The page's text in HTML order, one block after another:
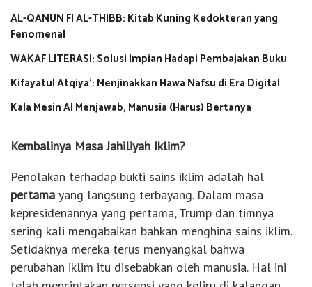
AL-QANUN FI AL-THIBB: Kitab Kuning Kedokteran yang
Fenomenal
WAKAF LITERASI: Solusi Impian Hadapi Pembajakan Buku
Kifayatul Atqiya’: Menjinakkan Hawa Nafsu di Era Digital
Kala Mesin AI Menjawab, Manusia (Harus) Bertanya
Kembalinya Masa Jahiliyah Iklim?
Penolakan terhadap bukti sains iklim adalah hal
pertama yang langsung terbayang. Dalam masa
kepresidenannya yang pertama, Trump dan timnya
sering kali mengabaikan bahkan menghina sains iklim.
Setidaknya mereka terus menyangkal bahwa
perubahan iklim itu disebabkan oleh manusia. Hal ini